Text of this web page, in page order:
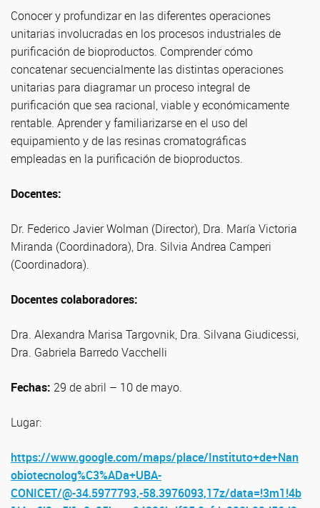
Conocer y profundizar en las diferentes operaciones
unitarias involucradas en los procesos industriales de
purificación de bioproductos. Comprender cómo
concatenar secuencialmente las distintas operaciones
unitarias para diagramar un proceso integral de
purificación que sea racional, viable y económicamente
rentable. Aprender y familiarizarse en el uso del
equipamiento y de las resinas cromatográficas
empleadas en la purificación de bioproductos.
Docentes:
Dr. Federico Javier Wolman (Director), Dra. María Victoria
Miranda (Coordinadora), Dra. Silvia Andrea Camperi
(Coordinadora).
Docentes colaboradores:
Dra. Alexandra Marisa Targovnik, Dra. Silvana Giudicessi,
Dra. Gabriela Barredo Vacchelli
Fechas: 29 de abril – 10 de mayo.
Lugar:
https://www.google.com/maps/place/Instituto+de+Nan
obiotecnolog%C3%ADa+UBA-
CONICET/@-34.5977793,-58.3976093,17z/data=!3m1!4b